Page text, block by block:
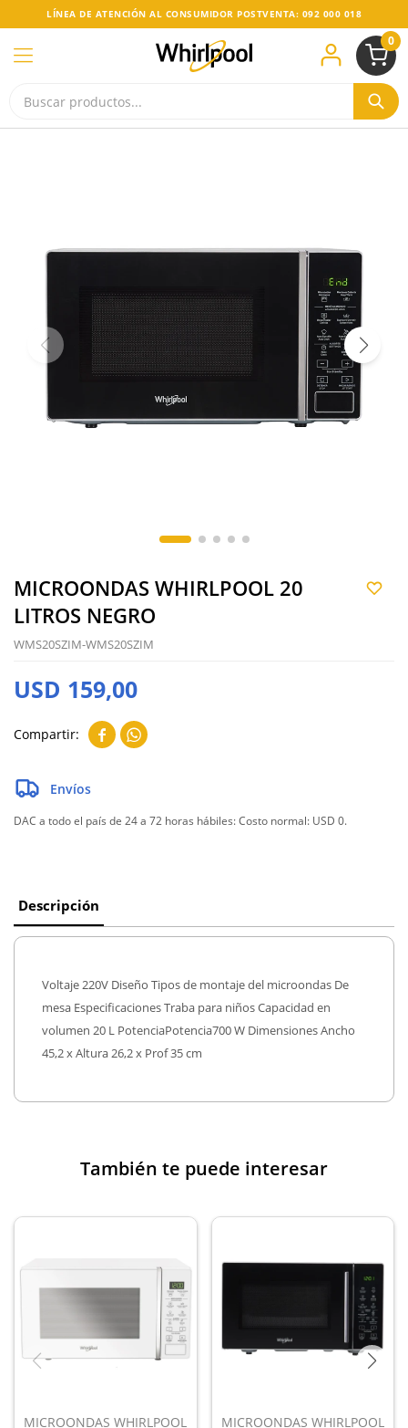
0
LÍNEA DE ATENCIÓN AL CONSUMIDOR POSTVENTA: 092 000 018

MICROONDAS WHIRLPOOL 20
LITROS NEGRO
WMS20SZIM-WMS20SZIM
USD 159,00
 
Envíos
DAC a todo el país de 24 a 72 horas hábiles:Costo normal: USD 0.
Descripción
Voltaje 220V Diseño Tipos de montaje del microondas De
mesa Especificaciones Traba para niños Capacidad en
volumen 20 L PotenciaPotencia700 W Dimensiones Ancho
45,2 x Altura 26,2 x Prof 35 cm
También te puede interesar
MICROONDAS WHIRLPOOL
MICROONDAS WHIRLPOOL